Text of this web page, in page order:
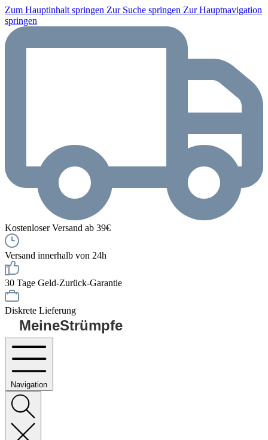
Zum Hauptinhalt springen Zur Suche springen Zur Hauptnavigation
springen
Kostenloser Versand ab 39€
Versand innerhalb von 24h
30 Tage Geld-Zurück-Garantie
Diskrete Lieferung
MeineStrümpfe
Navigation